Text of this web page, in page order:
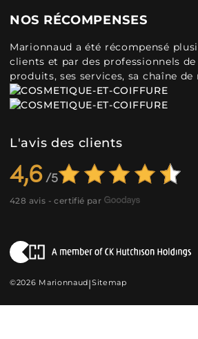
NOS RÉCOMPENSES
Marionnaud a été récompensé
clients et par des professionnels
produits, ses services, sa chaîne de
L'avis des clients
4,6
428 avis - certifié par
©2026 Marionnaud|Sitemap